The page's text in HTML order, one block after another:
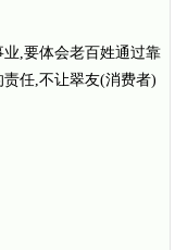
,要体会老百姓通过靠
任,不让翠友(消费者)